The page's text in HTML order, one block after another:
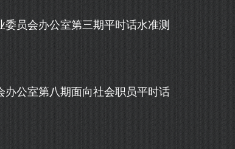
员会办公室第三期平时话水准测
公室第八期面向社会职员平时话